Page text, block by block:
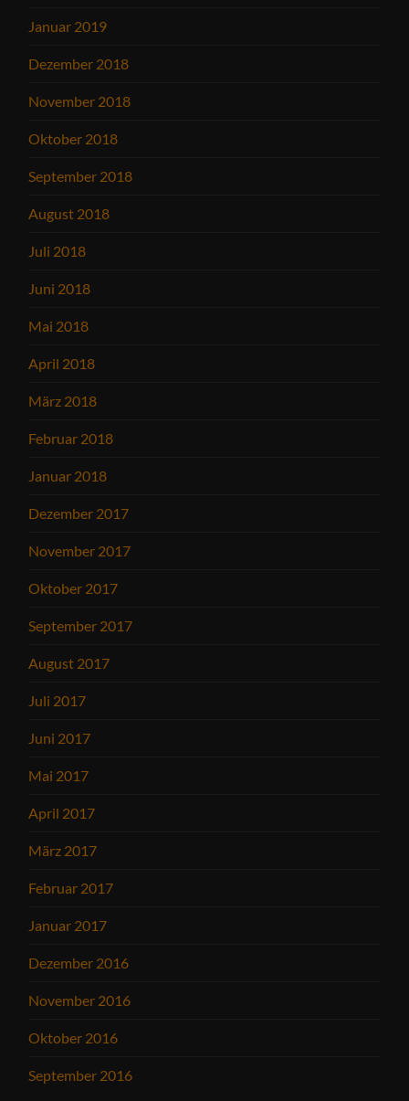
Januar 2019
Dezember 2018
November 2018
Oktober 2018
September 2018
August 2018
Juli 2018
Juni 2018
Mai 2018
April 2018
März 2018
Februar 2018
Januar 2018
Dezember 2017
November 2017
Oktober 2017
September 2017
August 2017
Juli 2017
Juni 2017
Mai 2017
April 2017
März 2017
Februar 2017
Januar 2017
Dezember 2016
November 2016
Oktober 2016
September 2016